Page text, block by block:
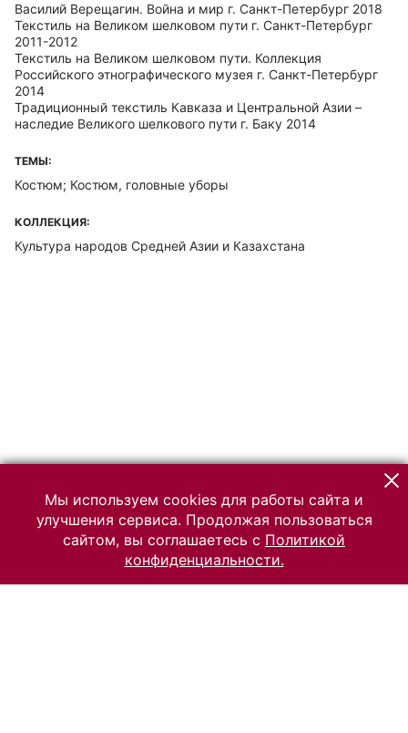
Василий Верещагин. Война и мир г. Санкт-Петербург 2018
Текстиль на Великом шелковом пути г. Санкт-Петербург
2011-2012
Текстиль на Великом шелковом пути. Коллекция
Российского этнографического музея г. Санкт-Петербург
2014
Традиционный текстиль Кавказа и Центральной Азии –
наследие Великого шелкового пути г. Баку 2014
ТЕМЫ:
Костюм; Костюм, головные уборы
КОЛЛЕКЦИЯ:
Культура народов Средней Азии и Казахстана
Мы используем cookies для работы сайта и
улучшения сервиса. Продолжая пользоваться
сайтом, вы соглашаетесь с Политикой
конфиденциальности.